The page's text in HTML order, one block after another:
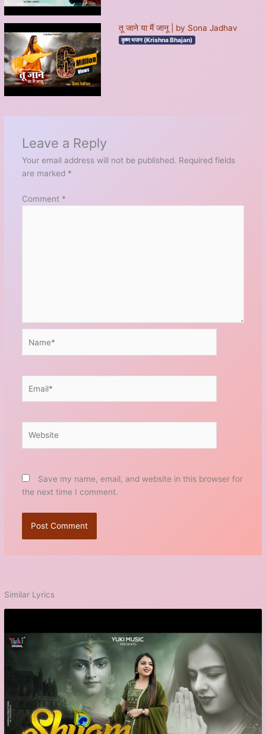
तू जाने या मैं जानू | by Sona Jadhav
कृष्ण भजन (Krishna Bhajan)
Leave a Reply
Your email address will not be published. Required fields
are marked *
Comment *
Save my name, email, and website in this browser for
the next time I comment.
Similar Lyrics